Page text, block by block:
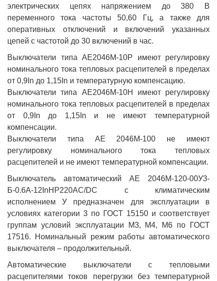
электрических цепях напряжением до 380 В
переменного тока частоты 50,60 Гц, а также для
оперативных отключений и включений указанных
цепей с частотой до 30 включений в час.
Выключатели типа АЕ2046М-10Р имеют регулировку
номинального тока тепловых расцепителей в пределах
от 0,9In до 1,15In и температурную компенсацию.
Выключатели типа АЕ2046М-10Н имеют регулировку
номинального тока тепловых расцепителей в пределах
от 0,9In до 1,15In и не имеют температурной
компенсации.
Выключатели типа АЕ 2046М-100 не имеют
регулировку номинального тока тепловых
расцепителей и не имеют температурной компенсации.
Выключатель автоматический АЕ 2046М-120-00У3-
Б-0.6А-12InНР220AC/DC с климатическим
исполнением У предназначен для эксплуатации в
условиях категории 3 по ГОСТ 15150 и соответствует
группам условий эксплуатации М3, М4, М6 по ГОСТ
17516. Номинальный режим работы автоматического
выключателя – продолжительный.
Автоматические выключатели с тепловыми
расцепителями токов перегрузки без температурной